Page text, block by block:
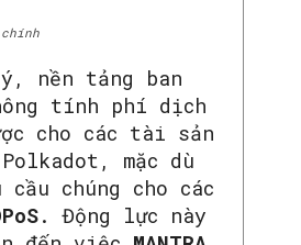
nền tảng ban
tính phí dịch
cho các tài sản
mặc dù
cầu chúng cho các
. Động lực này